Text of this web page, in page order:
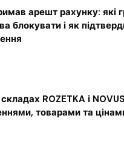
арешт рахунку: які
блокувати і як
ROZETKA і
товарами та